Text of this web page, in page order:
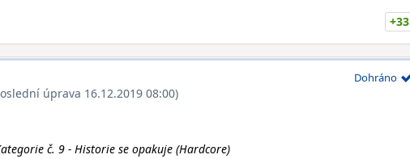
+33
úprava 16.12.2019 08:00)
Dohráno
č. 9 - Historie se opakuje (Hardcore)